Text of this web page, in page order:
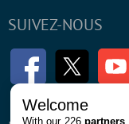
SUIVEZ-NOUS
FacebookTwitter
Welcome
With our 226partners